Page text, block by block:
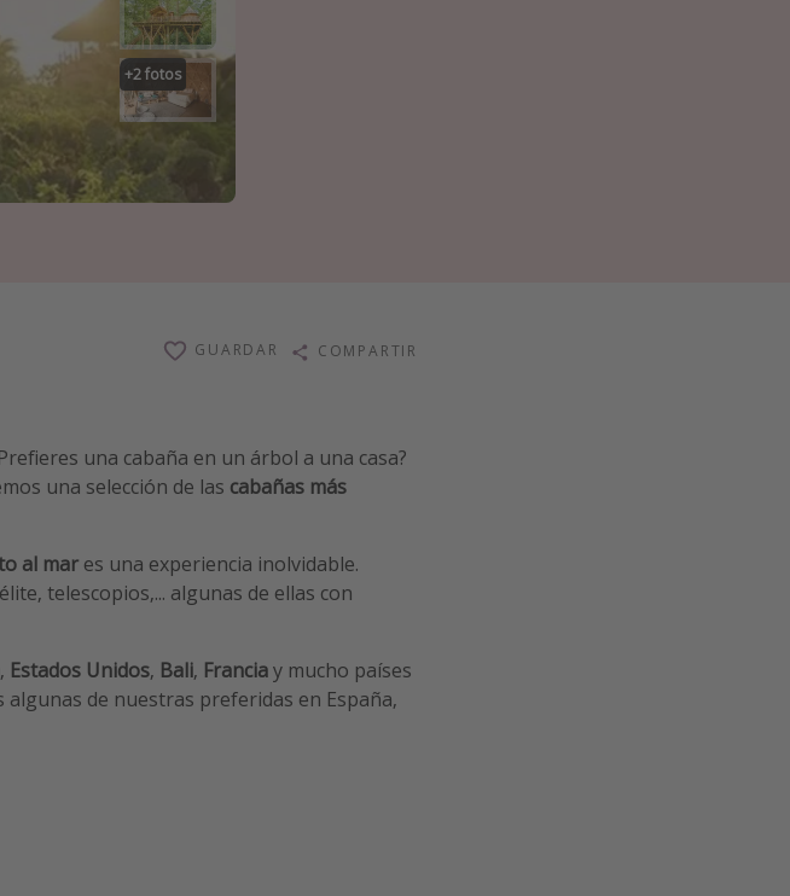
+2fotos
GUARDAR COMPARTIR
una cabaña en un árbol a una casa?
una selección de las cabañas más
al mar es una experiencia inolvidable.
telescopios,... algunas de ellas con
, Estados Unidos, Bali, Franciay mucho países
algunas de nuestras preferidas en España,